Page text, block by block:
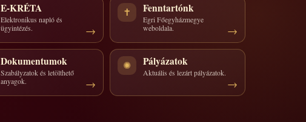
E-KRÉTA
Elektronikus napló és
ügyintézés.
✝ Fenntartónk
Egri Főegyházmegye
weboldala.
Dokumentumok
Szabályzatok és letölthető
anyagok.
✺ Pályázatok
Aktuális és lezárt pályázatok.